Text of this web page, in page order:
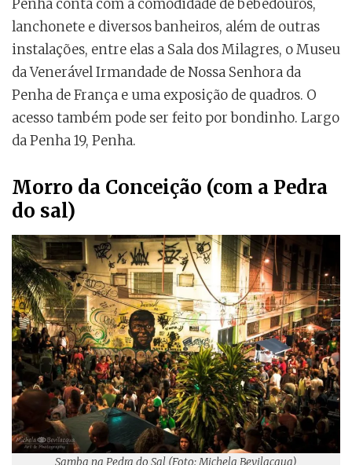
Penha conta com a comodidade de bebedouros,
lanchonete e diversos banheiros, além de outras
instalações, entre elas a Sala dos Milagres, o Museu
da Venerável Irmandade de Nossa Senhora da
Penha de França e uma exposição de quadros. O
acesso também pode ser feito por bondinho. Largo
da Penha 19, Penha.
Morro da Conceição (com a Pedra
do sal)